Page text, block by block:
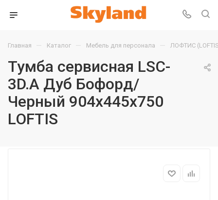
Главная — Каталог — Мебель для персонала — ЛОФТИС
Тумба сервисная LSC-
3D.A Дуб Бофорд/
Черный 904х445х750
LOFTIS